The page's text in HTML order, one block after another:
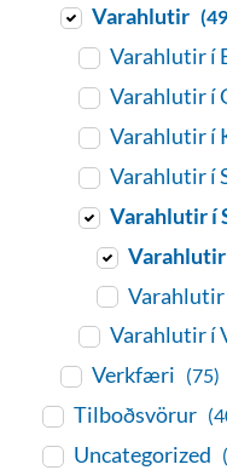
Varahlutir
Varahlutir í
Varahlutir í
Varahlutir í
Varahlutir í
Varahlutir í
Varahlutir í
Verkfæri (75)
Tilboðsvörur
Uncategorized